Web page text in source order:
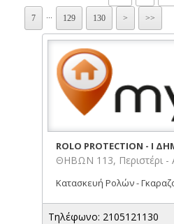
7 129 130 > >>
ROLO PROTECTION - Ι
ΘΗΒΩΝ 113, Περιστέρι -
Κατασκευή Ρολών -
Τηλέφωνο: 2105121130